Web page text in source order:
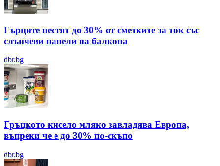
Гърците пестят до 30% от сметките за ток със
слънчеви панели на балкона
dbr.bg
Гръцкото кисело мляко завладява Европа,
въпреки че е до 30% по-скъпо
dbr.bg